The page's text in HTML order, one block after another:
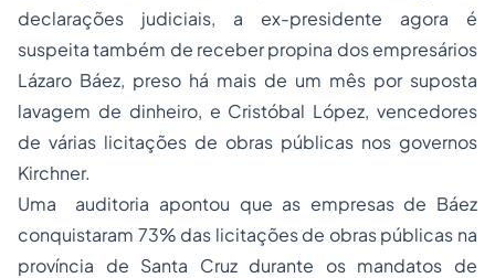
declarações judiciais, a ex-presidente agora é
suspeita também de receber propina dos empresários
Lázaro Báez, preso há mais de um mês por suposta
lavagem de dinheiro, e Cristóbal López, vencedores
de várias licitações de obras públicas nos governos
Kirchner.
Uma auditoria apontou que as empresas de Báez
conquistaram 73% das licitações de obras públicas na
província de Santa Cruz durante os mandatos de